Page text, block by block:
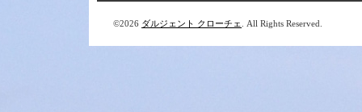
©2026 ダルジェント クローチェ . All Rights Reserved.